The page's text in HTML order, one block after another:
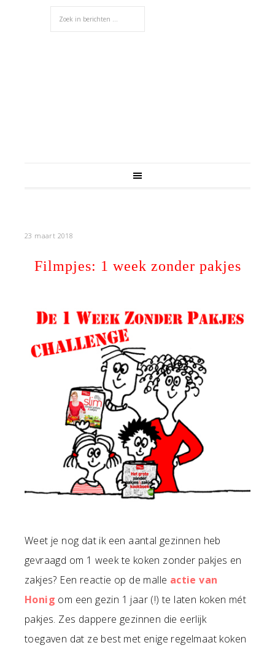
23 maart 2018
Filmpjes: 1 week zonder pakjes
Weet je nog dat ik een aantal gezinnen heb
gevraagd om 1 week te koken zonder pakjes en
zakjes? Een reactie op de malle actie van
Honig om een gezin 1 jaar (!) te laten koken mét
pakjes. Zes dappere gezinnen die eerlijk
toegaven dat ze best met enige regelmaat koken